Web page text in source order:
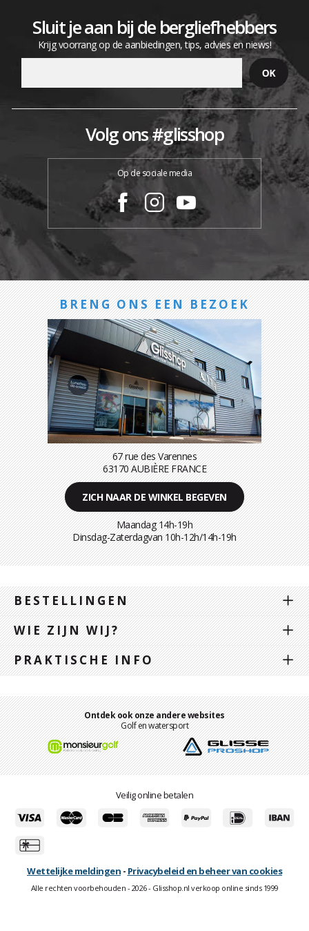
Sluit je aan bij de bergliefhebbers
Krijg voorrang op de aanbiedingen, tips, advies en niews!
Volg ons #glisshop
Op de sociale media
BRENG ONS EEN BEZOEK
67 rue des Varennes
63170 AUBIÈRE FRANCE
ZICH NAAR DE WINKEL BEGEVEN
Maandag 14h-19h
Dinsdag-Zaterdagvan 10h-12h/14h-19h
BESTELLINGEN
WIE ZIJN WIJ?
PRAKTISCHE INFO
Ontdek ook onze andere websites
Golf en watersport
Veilig online betalen
Wettelijke meldingen - Privacybeleid en beheer van cookies
Alle rechten voorbehouden - 2026 - Glisshop.nl verkoop online sinds 1999